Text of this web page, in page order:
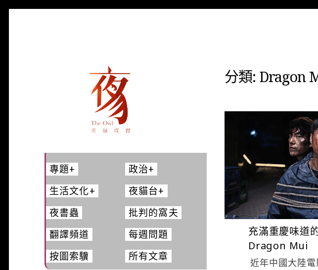
夜貓-THEOWL
專題+ 政治+
生活文化+ 夜貓台+
夜書蟲
批判的窩夫
翻譯頻道
每週問題
按圖索驥
所有文章
分類: Dragon
ADMIN
充滿重慶味道
Dragon Mui
近年中國大陸